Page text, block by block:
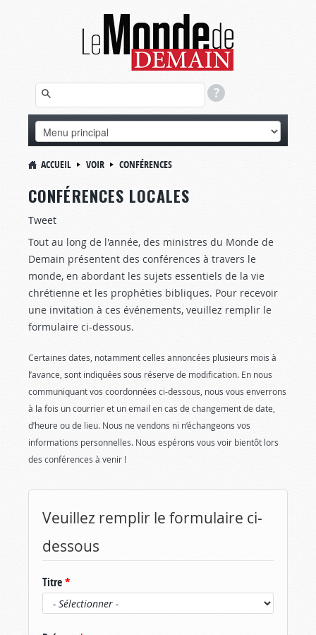
ACCUEIL VOIR CONFÉRENCES
CONFÉRENCES LOCALES
Tweet
Tout au long de l'année, des ministres du Monde de
Demain présentent des conférences à travers le
monde, en abordant les sujets essentiels de la vie
chrétienne et les prophéties bibliques. Pour recevoir
une invitation à ces événements, veuillez remplir le
formulaire ci-dessous.
Certaines dates, notamment celles annoncées plusieurs mois à
l’avance, sont indiquées sous réserve de modification. En nous
communiquant vos coordonnées ci-dessous, nous vous enverrons
à la fois un courrier et un email en cas de changement de date,
d’heure ou de lieu. Nous ne vendons ni n’échangeons vos
informations personnelles. Nous espérons vous voir bientôt lors
des conférences à venir !
Veuillez remplir le formulaire ci-
dessous
Titre*